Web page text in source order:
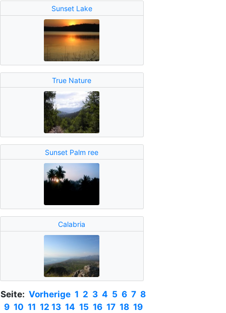
Sunset Lake
True Nature
Sunset Palm ree
Calabria
Seite:Vorherige 1 2 3 4 5 6 7 8
9 10 11 12 13 14 15 16 17 18 19